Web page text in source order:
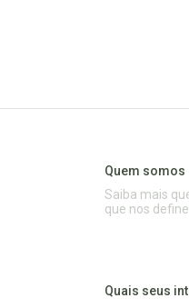
Quem somos
Saiba mais
que nos define
Quais seus